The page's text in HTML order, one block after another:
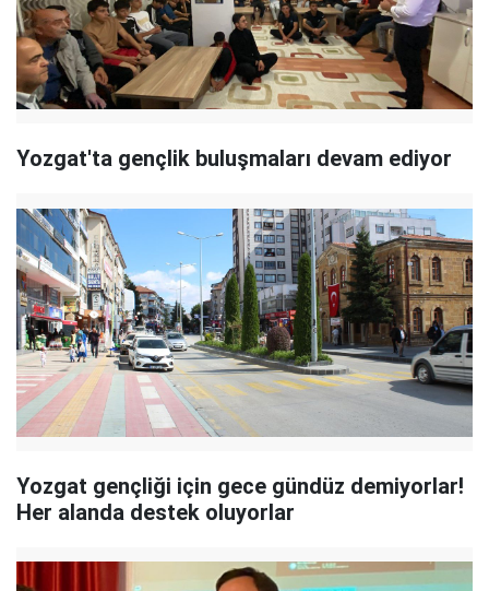
Yozgat'ta gençlik buluşmaları devam ediyor
Yozgat gençliği için gece gündüz demiyorlar!
Her alanda destek oluyorlar